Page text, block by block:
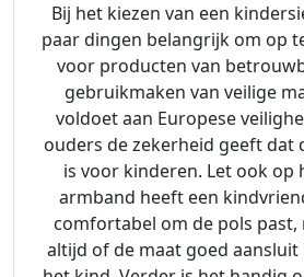
Bij het kiezen van een
paar dingen belangrijk om op
voor producten van
gebruikmaken van veilige
voldoet aan Europese
ouders de zekerheid geeft dat
is voor kinderen. Let ook op
armband heeft een
comfortabel om de pols
altijd of de maat goed aansluit